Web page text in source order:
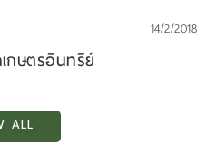
14/2/2018
กษตรอินทรีย์
ALL